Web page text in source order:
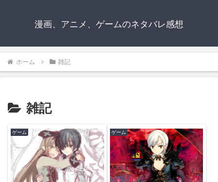
漫画、アニメ、ゲームのネタバレ感想
ホーム 雑記
雑記
ゲーム ゲーム